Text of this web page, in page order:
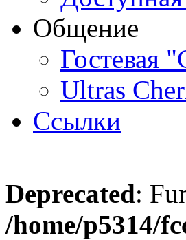
Общение
Гостевая
Ultras
Ссылки
Deprecated:
/home/p5314/